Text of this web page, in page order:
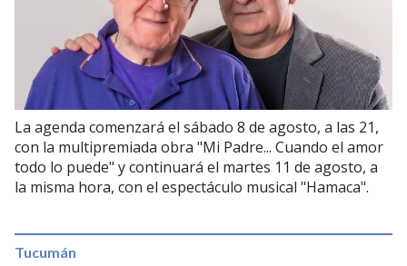
La agenda comenzará el sábado 8 de agosto, a las 21,
con la multipremiada obra "Mi Padre... Cuando el amor
todo lo puede" y continuará el martes 11 de agosto, a
la misma hora, con el espectáculo musical "Hamaca".
Tucumán